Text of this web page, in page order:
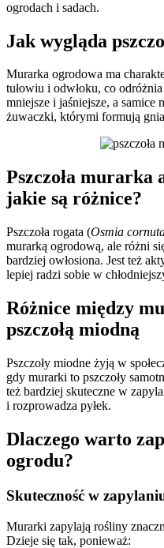
ogrodach i sadach.
Jak wygląda
Murarka ogrodowa ma
tułowiu i odwłoku, co
mniejsze i jaśniejsze, a samice
żuwaczki, którymi formują
Pszczoła murarka
jakie są różnice?
Pszczoła rogata (Osmia
murarką ogrodową, ale różni
bardziej owłosiona. Jest też
lepiej radzi sobie w
Różnice między
pszczołą miodną
Pszczoły miodne żyją w
gdy murarki to pszczoły
też bardziej skuteczne w
i rozprowadza pyłek.
Dlaczego warto
ogrodu?
Skuteczność w
Murarki zapylają rośliny
Dzieje się tak, ponieważ: